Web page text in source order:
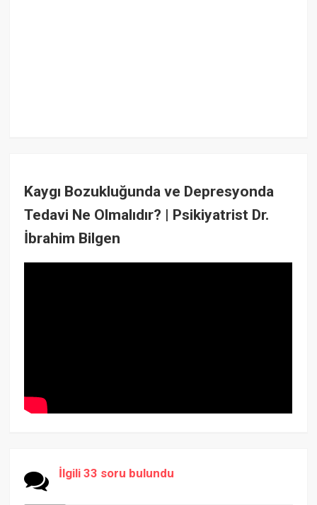
Kaygı Bozukluğunda ve Depresyonda
Tedavi Ne Olmalıdır? | Psikiyatrist Dr.
İbrahim Bilgen
İlgili 33 soru bulundu